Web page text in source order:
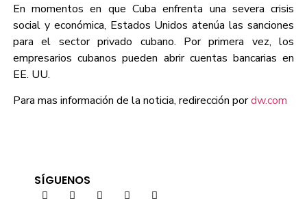
En momentos en que Cuba enfrenta una severa crisis
social y económica, Estados Unidos atenúa las sanciones
para el sector privado cubano. Por primera vez, los
empresarios cubanos pueden abrir cuentas bancarias en
EE. UU.
Para mas información de la noticia, redirección pordw.com
SÍGUENOS